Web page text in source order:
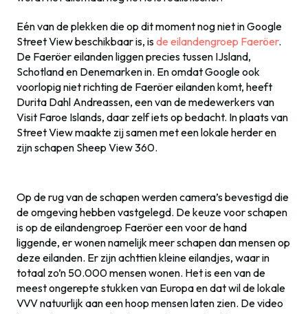
Eén van de plekken die op dit moment nog niet in Google
Street View beschikbaar is, isde eilandengroep Faeröer.
De Faeröereilanden liggen precies tussen IJsland,
Schotland en Denemarken in. En omdat Google ook
voorlopig niet richting de Faeröer eilanden komt, heeft
Durita Dahl Andreassen, een van de medewerkers van
Visit Faroe Islands, daar zelf iets op bedacht. In plaats van
Street View maakte zij samen met een lokale herder en
zijn schapen Sheep View 360.
Op de rug van de schapen werden camera’s bevestigd die
de omgeving hebben vastgelegd. De keuze voor schapen
is op de eilandengroep Faeröer een voor de hand
liggende, er wonen namelijk meer schapen dan mensen op
deze eilanden. Er zijn achttien kleine eilandjes, waar in
totaal zo’n 50.000 mensen wonen. Het is een van de
meest ongerepte stukken van Europa en dat wil de lokale
VVV natuurlijk aan een hoop mensen laten zien. De video